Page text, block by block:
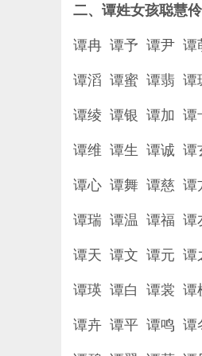
二、谭姓女孩聪慧
谭冉 谭予 谭尹 谭
谭滔 谭蜜 谭翡 谭
谭绫 谭银 谭加 谭
谭维 谭生 谭诚 谭
谭心 谭舞 谭慈 谭
谭瑞 谭温 谭福 谭
谭天 谭文 谭元 谭
谭瑛 谭白 谭裳 谭
谭卉 谭平 谭鸣 谭